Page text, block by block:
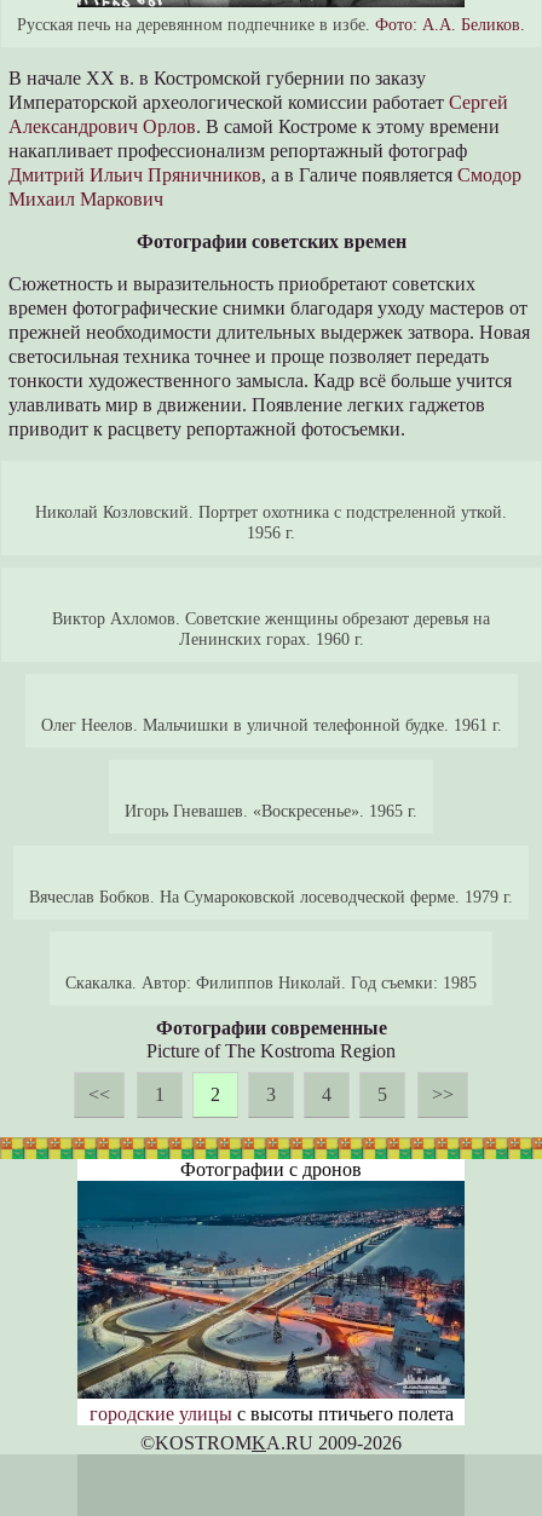
Русская печь на деревянном подпечнике в избе. Фото: А.А. Беликов.
В начале XX в. в Костромской губернии по заказу
Императорской археологической комиссии работаетСергей
Александрович Орлов. В самой Костроме к этому времени
накапливает профессионализм репортажный фотограф
Дмитрий Ильич Пряничников, а в Галиче появляетсяСмодор
Михаил Маркович
Фотографии советских времен
Сюжетность и выразительность приобретают советских
времен фотографические снимки благодаря уходу мастеров от
прежней необходимости длительных выдержек затвора. Новая
светосильная техника точнее и проще позволяет передать
тонкости художественного замысла. Кадр всё больше учится
улавливать мир в движении. Появление легких гаджетов
приводит к расцвету репортажной фотосъемки.
Николай Козловский. Портрет охотника с подстреленной уткой.
1956 г.
Виктор Ахломов. Советские женщины обрезают деревья на
Ленинских горах. 1960 г.
Олег Неелов. Мальчишки в уличной телефонной будке. 1961 г.
Игорь Гневашев. «Воскресенье». 1965 г.
Вячеслав Бобков. На Сумароковской лосеводческой ферме. 1979 г.
Скакалка. Автор: Филиппов Николай. Год съемки: 1985
Фотографии современные
Picture of The Kostroma Region
<< 1 2 3 4 5 >>
Фотографии с дронов
городские улицыс высоты птичьего полета
©KOSTROMKA.RU 2009-2026